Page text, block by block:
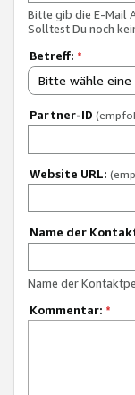
Bitte gib die E-Mail
Solltest Du noch
Betreff: *
Bitte wähle
Partner-ID
Website URL:
Name der
Name der
Kommentar: *